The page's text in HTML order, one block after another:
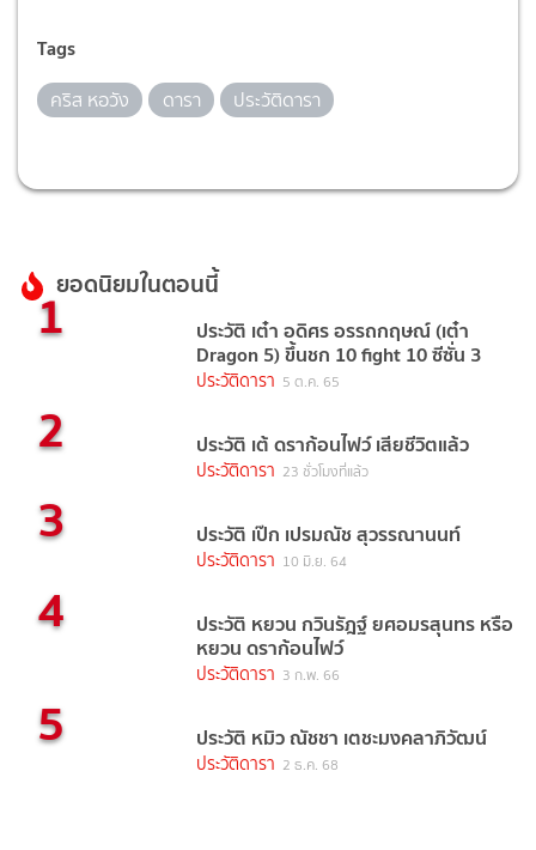
Tags
คริส หอวัง ดารา ประวัติดารา
ยอดนิยมในตอนนี้
1 ประวัติ เต๋า อดิศร อรรถกฤษณ์ (เต๋า
Dragon 5) ขึ้นชก 10 fight 10 ซีซั่น 3
ประวัติดารา 5 ต.ค. 65
2 ประวัติ เต้ ดราก้อนไฟว์ เสียชีวิตแล้ว
ประวัติดารา 23 ชั่วโมงที่แล้ว
3 ประวัติ เป๊ก เปรมณัช สุวรรณานนท์
ประวัติดารา 10 มิ.ย. 64
4 ประวัติ หยวน กวินรัฎฐ์ ยศอมรสุนทร หรือ
หยวน ดราก้อนไฟว์
ประวัติดารา 3 ก.พ. 66
5 ประวัติ หมิว ณัชชา เตชะมงคลาภิวัฒน์
ประวัติดารา 2 ธ.ค. 68